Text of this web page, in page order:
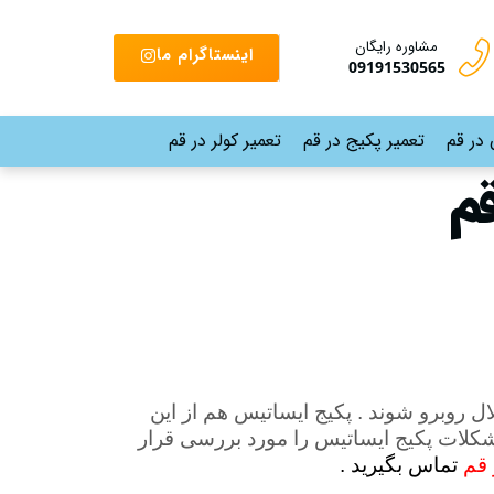
مشاوره رایگان
09191530565 اینستاگرام ما
در قم تعمیر پکیج در قم تعمیر کولر در قم
روبرو شوند . پکیج ایساتیس هم از این
پکیج ایساتیس را مورد بررسی قرار
قم تماس بگیرید .